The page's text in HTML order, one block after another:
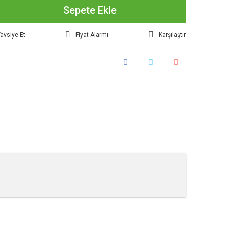
Sepete Ekle
Et Fiyat Alarmı Karşılaştır